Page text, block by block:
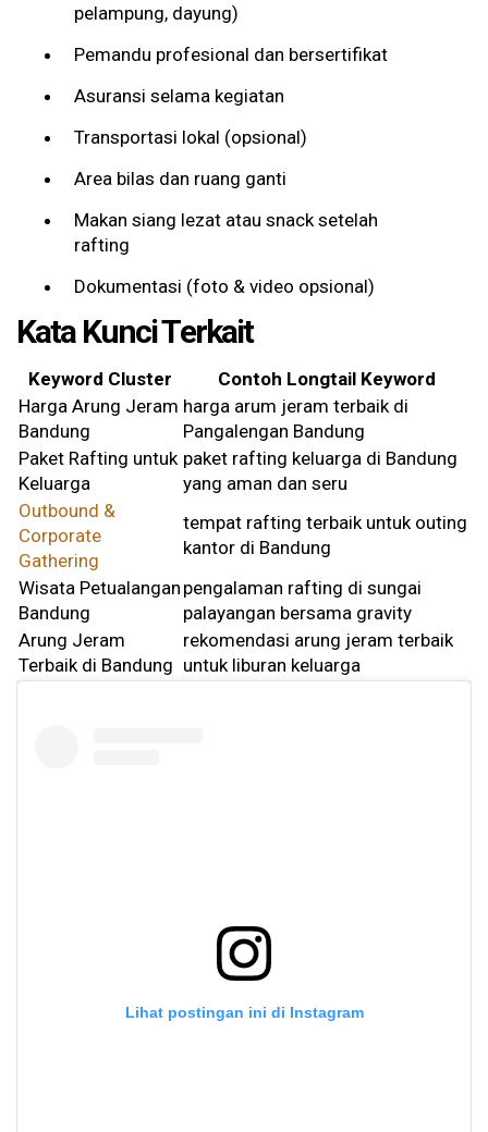
pelampung, dayung)
Pemandu profesional dan bersertifikat
Asuransi selama kegiatan
Transportasi lokal (opsional)
Area bilas dan ruang ganti
Makan siang lezat atau snack setelah
rafting
Dokumentasi (foto & video opsional)
Kata Kunci Terkait
Keyword Cluster
Contoh Longtail Keyword
Harga Arung Jeram
Bandung
harga arum jeram terbaik di
Pangalengan Bandung
Paket Rafting untuk
Keluarga
paket rafting keluarga di Bandung
yang aman dan seru
Outbound &
Corporate
Gathering
tempat rafting terbaik untuk outing
kantor di Bandung
Wisata Petualangan
Bandung
pengalaman rafting di sungai
palayangan bersama gravity
Arung Jeram
Terbaik di Bandung
rekomendasi arung jeram terbaik
untuk liburan keluarga
Lihat postingan ini di Instagram